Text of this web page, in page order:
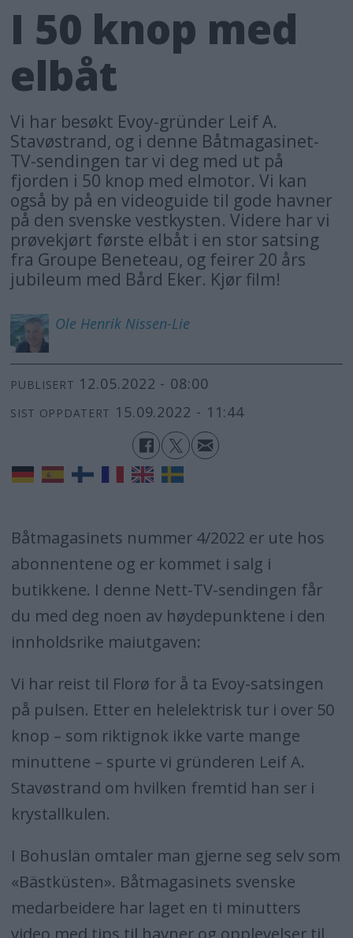
I 50 knop med
elbåt
Vi har besøkt Evoy-gründer Leif A.
Stavøstrand, og i denne Båtmagasinet-
TV-sendingen tar vi deg med ut på
fjorden i 50 knop med elmotor. Vi kan
også by på en videoguide til gode havner
på den svenske vestkysten. Videre har vi
prøvekjørt første elbåt i en stor satsing
fra Groupe Beneteau, og feirer 20 års
jubileum med Bård Eker. Kjør film!
Ole Henrik Nissen-Lie
PUBLISERT 12.05.2022 - 08:00
SIST OPPDATERT 15.09.2022 - 11:44
Båtmagasinets nummer 4/2022 er ute hos
abonnentene og er kommet i salg i
butikkene. I denne Nett-TV-sendingen får
du med deg noen av høydepunktene i den
innholdsrike maiutgaven:
Vi har reist til Florø for å ta Evoy-satsingen
på pulsen. Etter en helelektrisk tur i over 50
knop – som riktignok ikke varte mange
minuttene – spurte vi gründeren Leif A.
Stavøstrand om hvilken fremtid han ser i
krystallkulen.
I Bohuslän omtaler man gjerne seg selv som
«Bästküsten». Båtmagasinets svenske
medarbeidere har laget en ti minutters
video med tips til havner og opplevelser til